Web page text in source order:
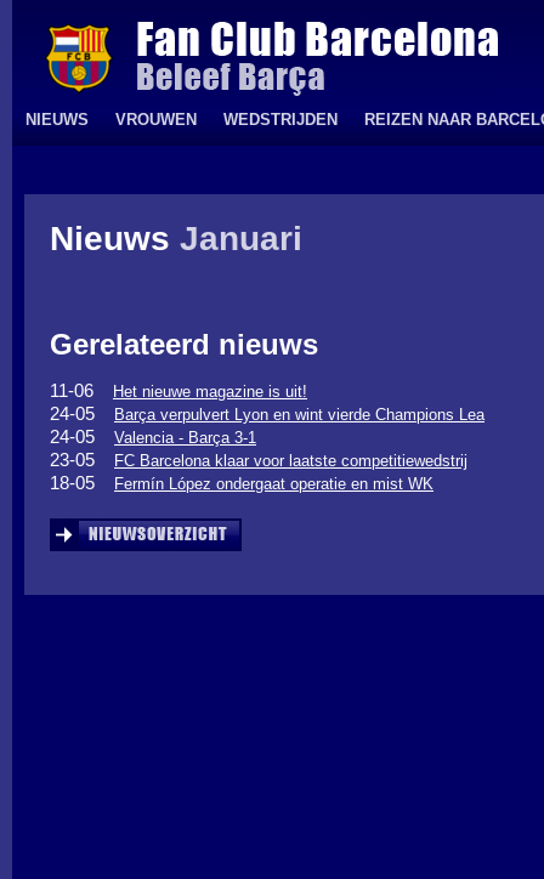
NIEUWS VROUWEN WEDSTRIJDEN REIZEN NAAR
Nieuws Januari
Gerelateerd nieuws
11-06 Het nieuwe magazine is uit!
24-05 Barça verpulvert Lyon en wint vierde Champions Lea
24-05 Valencia - Barça 3-1
23-05 FC Barcelona klaar voor laatste competitiewedstrij
18-05 Fermín López ondergaat operatie en mist WK